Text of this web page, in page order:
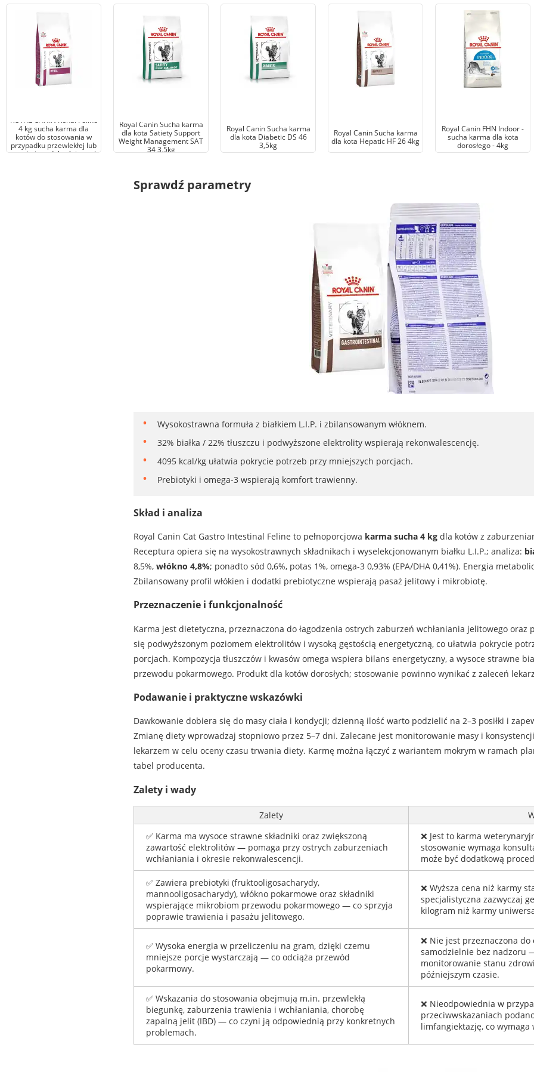
ROYAL CANIN Renal Feline
4 kg sucha karma dla
kotów do stosowania w
przypadku przewlekłej lub
ostrej niewydolności nerek
Royal Canin Sucha karma
dla kota Satiety Support
Weight Management SAT
34 3,5kg
Royal Canin Sucha karma
dla kota Diabetic DS 46
3,5kg
Royal Canin Sucha karma
dla kota Hepatic HF 26 4kg
Royal Canin FHN Indoor -
sucha karma dla kota
dorosłego - 4kg
Sprawdź parametry
Wysokostrawna formuła z białkiem L.I.P. i zbilansowanym włóknem.
32% białka / 22% tłuszczu i podwyższone elektrolity wspierają rekonwalescencję.
4095 kcal/kg ułatwia pokrycie potrzeb przy mniejszych porcjach.
Prebiotyki i omega-3 wspierają komfort trawienny.
Skład i analiza
Royal Canin Cat Gastro Intestinal Feline to pełnoporcjowa karma sucha 4 kgdla kotów z
Receptura opiera się na wysokostrawnych składnikach i wyselekcjonowanym białku L.I.P.; analiza:
8,5%, włókno 4,8%; ponadto sód 0,6%, potas 1%, omega-3 0,93% (EPA/DHA 0,41%). Energia
Zbilansowany profil włókien i dodatki prebiotyczne wspierają pasaż jelitowy i mikrobiotę.
Przeznaczenie i funkcjonalność
Karma jest dietetyczna, przeznaczona do łagodzenia ostrych zaburzeń wchłaniania jelitowego oraz
się podwyższonym poziomem elektrolitów i wysoką gęstością energetyczną, co ułatwia pokrycie
porcjach. Kompozycja tłuszczów i kwasów omega wspiera bilans energetyczny, a wysoce strawne
przewodu pokarmowego. Produkt dla kotów dorosłych; stosowanie powinno wynikać z zaleceń
Podawanie i praktyczne wskazówki
Dawkowanie dobiera się do masy ciała i kondycji; dzienną ilość warto podzielić na 2–3 posiłki i
Zmianę diety wprowadzaj stopniowo przez 5–7 dni. Zalecane jest monitorowanie masy i
lekarzem w celu oceny czasu trwania diety. Karmę można łączyć z wariantem mokrym w ramach
tabel producenta.
Zalety i wady
Zalety
✅ Karma ma wysoce strawne składniki oraz zwiększoną
zawartość elektrolitów — pomaga przy ostrych zaburzeniach
wchłaniania i okresie rekonwalescencji.
❌ Jest to karma
stosowanie wymaga
może być dodatkową
✅ Zawiera prebiotyki (fruktooligosacharydy,
mannooligosacharydy), włókno pokarmowe oraz składniki
wspierające mikrobiom przewodu pokarmowego — co sprzyja
poprawie trawienia i pasażu jelitowego.
❌ Wyższa cena niż karmy
specjalistyczna zazwyczaj
kilogram niż karmy
✅ Wysoka energia w przeliczeniu na gram, dzięki czemu
mniejsze porcje wystarczają — co odciąża przewód
pokarmowy.
❌ Nie jest przeznaczona
samodzielnie bez nadzoru
monitorowanie stanu
późniejszym czasie.
✅ Wskazania do stosowania obejmują m.in. przewlekłą
biegunkę, zaburzenia trawienia i wchłaniania, chorobę
zapalną jelit (IBD) — co czyni ją odpowiednią przy konkretnych
problemach.
❌ Nieodpowiednia w
przeciwwskazaniach
limfangiektazję, co